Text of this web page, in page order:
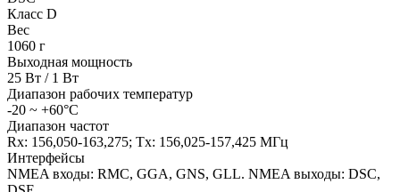
Класс D
Вес
1060 г
Выходная мощность
25 Вт / 1 Вт
Диапазон рабочих температур
-20 ~ +60°C
Диапазон частот
Rx: 156,050-163,275; Tx: 156,025-157,425 МГц
Интерфейсы
NMEA входы: RMC, GGA, GNS, GLL. NMEA выходы: DSC,